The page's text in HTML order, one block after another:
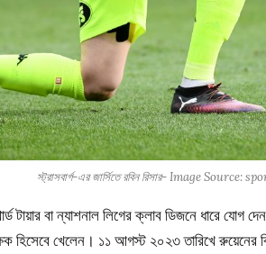
স্ট্রাসবার্গ-এর জার্সিতে রবিন রিসার- Image Source:
টায়ার বা ন্যাশনাল লিগের ক্লাব ডিজনে ধারে যোগ
হিসেবে খেলেন। ১১ আগস্ট ২০২৩ তারিখে